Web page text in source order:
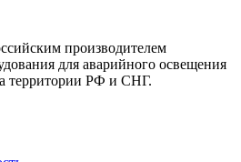
производителем
для аварийного освещения
территории РФ и СНГ.